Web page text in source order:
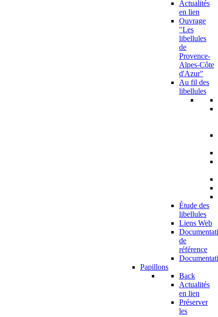
Actualités
en lien
Ouvrage
"Les
libellules
de
Provence-
Alpes-Côte
d'Azur"
Au fil des
libellules
Étude des
libellules
Liens Web
de
référence
Papillons
Back
Actualités
en lien
Préserver
les